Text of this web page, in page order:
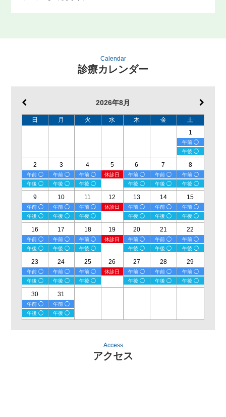
Calendar
診療カレンダー
2026年8月
日 月 火 水 木 金
土
1
午前 ◯
午後 ◯
2
午前 ◯
午後 ◯
3
午前 ◯
午後 ◯
4
午前 ◯
午後 ◯
5
休診日
6
午前 ◯
午後 ◯
7
午前 ◯
午後 ◯
8
午前 ◯
午後 ◯
9
午前 ◯
午後 ◯
10
午前 ◯
午後 ◯
11
午前 ◯
午後 ◯
12
休診日
13
午前 ◯
午後 ◯
14
午前 ◯
午後 ◯
15
午前 ◯
午後 ◯
16
午前 ◯
午後 ◯
17
午前 ◯
午後 ◯
18
午前 ◯
午後 ◯
19
休診日
20
午前 ◯
午後 ◯
21
午前 ◯
午後 ◯
22
午前 ◯
午後 ◯
23
午前 ◯
午後 ◯
24
午前 ◯
午後 ◯
25
午前 ◯
午後 ◯
26
休診日
27
午前 ◯
午後 ◯
28
午前 ◯
午後 ◯
29
午前 ◯
午後 ◯
30
午前 ◯
午後 ◯
31
午前 ◯
午後 ◯
Access
アクセス